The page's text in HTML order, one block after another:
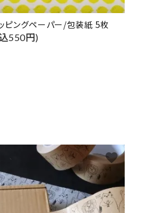
ピングペーパー/包装紙 5枚
550円)
favorite